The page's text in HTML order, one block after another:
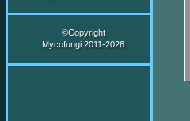
©Copyright
Mycofungi 2011-2026